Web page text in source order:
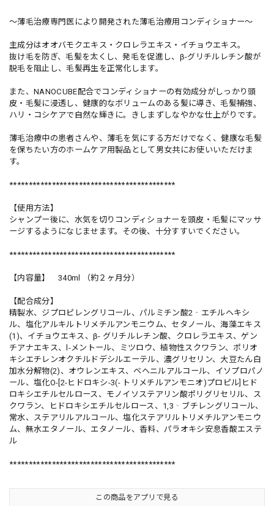
～薄毛治療専門医により開発された薄毛治療用コンディショナー～
主成分はオオバモクエキス・クロレラエキス・イチョウエキス。
抜け毛を防ぎ、毛髪を太くし、発毛を促進し、β-グリチルレチン酸が
脱毛を阻止し、毛髪再生を正常化します。
また、NANOCUBE配合でコンディショナーの有効成分がしっかり頭
皮・毛髪に浸透し、健康的なボリュームのある髪に導き、毛髪補強、
ハリ・コシケアで自然な輝きに。きしまずしなやかな仕上がりです。
薄毛治療中の患者さんや、薄毛を気にする方だけでなく、健康な毛髪
を保ちたい方のホームケア用製品として男女共にお使いいただけま
す。
*******************************************
【使用方法】
シャンプー後に、水気を切りコンディショナーを頭皮・毛髪にマッサ
ージするようになじませます。その後、十分すすいでください。
*******************************************
【内容量】 340ml （約２ヶ月分）
【配合成分】
精製水、ジプロピレングリコール、パルミチン酸2‐エチルヘキシ
ル、塩化アルキルトリメチルアンモニウム、セタノール、海藻エキス
(1)、イチョウエキス、β- グリチルレチン酸、クロレラエキス、ゲン
チアナエキス、l-メントール、ミツロウ、植物性スクワラン、ポリオ
キシエチレンオクチルドデシルエーテル、濃グリセリン、大豆たん白
加水分解物(2)、オウレンエキス、ベヘニルアルコール、イソプロパノ
ール、塩化O-[2-ヒドロキシ-3(- トリメチルアンモニオ)プロピル]ヒド
ロキシエチルセルロース、モノイソステアリン酸ポリグリセリル、ス
クワラン、ヒドロキシエチルセルロース、1,3‐ブチレングリコール、
常水、ステアリルアルコール、塩化ステアリルトリメチルアンモニウ
ム、無水エタノール、エタノール、香料、パラオキシ安息香酸エステ
ル
*******************************************
この商品をアプリで見る